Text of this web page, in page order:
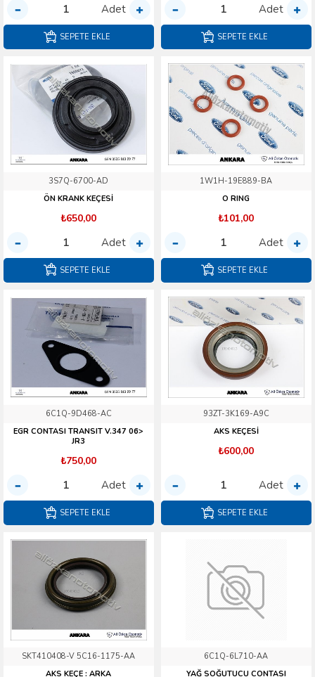
Adet
SEPETE EKLE
Adet
SEPETE EKLE
3S7Q-6700-AD
ÖN KRANK KEÇESİ
₺650,00
Adet
SEPETE EKLE
1W1H-19E889-BA
O RING
₺101,00
Adet
SEPETE EKLE
6C1Q-9D468-AC
EGR CONTASI TRANSIT V.347 06>
JR3
₺750,00
Adet
SEPETE EKLE
93ZT-3K169-A9C
AKS KEÇESİ
₺600,00
Adet
SEPETE EKLE
SKT410408-V 5C16-1175-AA
AKS KEÇE : ARKA
6C1Q-6L710-AA
YAĞ SOĞUTUCU CONTASI